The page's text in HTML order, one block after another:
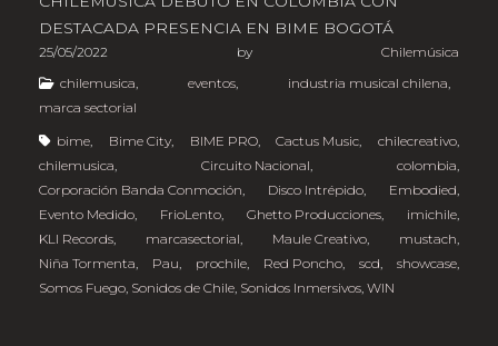
DESTACADA PRESENCIA EN BIME BOGOTÁ
25/05/2022 by Chilemúsica
chilemusica
eventos industria musical chilena
marca sectorial
bime
Bime City, BIME PRO,Cactus Music chilecreativo
chilemusica
Circuito Nacional colombia
Corporación Banda Conmoción
Disco Intrépido Embodied
Evento Medido
FrioLento Ghetto Producciones imichile
KLI Records
marcasectorial Maule Creativo mustach
Niña Tormenta
Pau prochile Red Poncho scd showcase
Somos Fuego Sonidos de Chile Sonidos Inmersivos WIN